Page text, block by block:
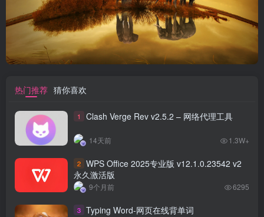
热门推荐 猜你喜欢
1 Clash Verge Rev v2.5.2 – 网络代理工具
14天前 1.3W+
2 WPS Office 2025专业版 v12.1.0.23542 v2
永久激活版
9个月前 6295
3 Typing Word-网页在线背单词